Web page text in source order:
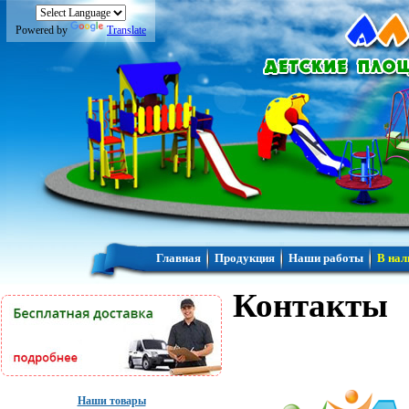
Powered by Translate
Главная Продукция Наши работы В
Наши товары
Контакты